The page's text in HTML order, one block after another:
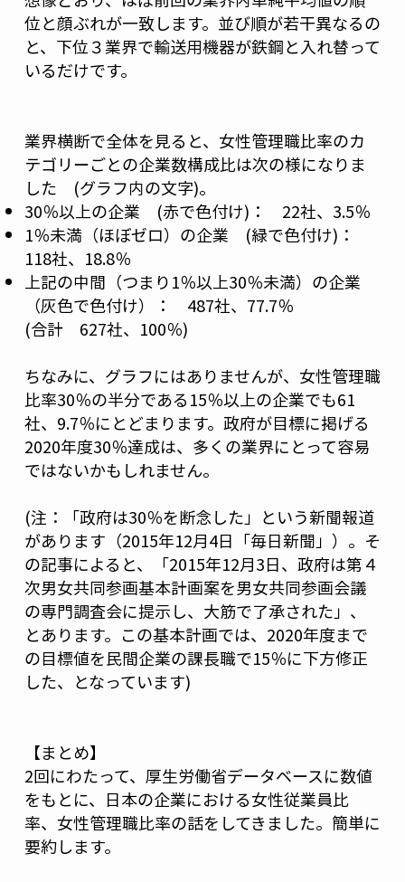
位と顔ぶれが一致します。並び順が若干異なるの
と、下位３業界で輸送用機器が鉄鋼と入れ替って
いるだけです。
業界横断で全体を見ると、女性管理職比率のカ
テゴリーごとの企業数構成比は次の様になりま
した (グラフ内の文字)。
30％以上の企業 (赤で色付け)： 22社、3.5％
1％未満（ほぼゼロ）の企業 (緑で色付け)：
118社、18.8％
上記の中間（つまり1％以上30％未満）の企業
（灰色で色付け）： 487社、77.7％
(合計 627社、100％)
ちなみに、グラフにはありませんが、女性管理職
比率30％の半分である15％以上の企業でも61
社、9.7％にとどまります。政府が目標に掲げる
2020年度30％達成は、多くの業界にとって容易
ではないかもしれません。
(注：「政府は30％を断念した」という新聞報道
があります（2015年12月4日「毎日新聞」）。そ
の記事によると、「2015年12月3日、政府は第４
次男女共同参画基本計画案を男女共同参画会議
の専門調査会に提示し、大筋で了承された」、
とあります。この基本計画では、2020年度まで
の目標値を民間企業の課長職で15％に下方修正
した、となっています)
【まとめ】
2回にわたって、厚生労働省データベースに数値
をもとに、日本の企業における女性従業員比
率、女性管理職比率の話をしてきました。簡単に
要約します。